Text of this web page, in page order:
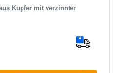
Kupfer mit verzinnter